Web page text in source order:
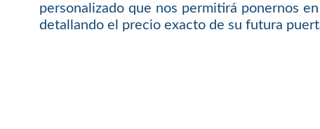
personalizado que nos permitirá ponernos
detallando el precio exacto de su futura